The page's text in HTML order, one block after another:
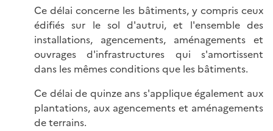
Ce délai concerne les bâtiments, y compris ceux
édifiés sur le sol d'autrui, et l'ensemble des
installations, agencements, aménagements et
ouvrages d'infrastructures qui s'amortissent
dans les mêmes conditions que les bâtiments.
Ce délai de quinze ans s'applique également aux
plantations, aux agencements et aménagements
de terrains.